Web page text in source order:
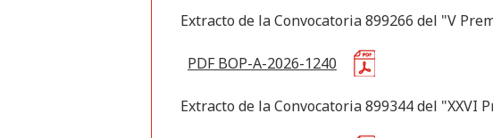
Extracto de la Convocatoria 899266 del "V
PDF BOP-A-2026-1240
Extracto de la Convocatoria 899344 del "XXVI